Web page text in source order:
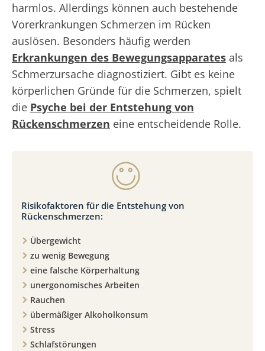
harmlos. Allerdings können auch bestehende
Vorerkrankungen Schmerzen im Rücken
auslösen. Besonders häufig werden
Erkrankungen des Bewegungsapparates als
Schmerzursache diagnostiziert. Gibt es keine
körperlichen Gründe für die Schmerzen, spielt
die Psyche bei der Entstehung von
Rückenschmerzen eine entscheidende Rolle.
Risikofaktoren für die Entstehung von
Rückenschmerzen:
Übergewicht
zu wenig Bewegung
eine falsche Körperhaltung
unergonomisches Arbeiten
Rauchen
übermäßiger Alkoholkonsum
Stress
Schlafstörungen